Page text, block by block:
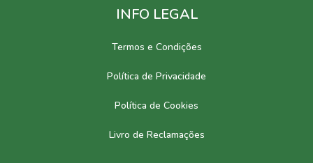
INFO LEGAL
Termos e Condições
Política de Privacidade
Política de Cookies
Livro de Reclamações